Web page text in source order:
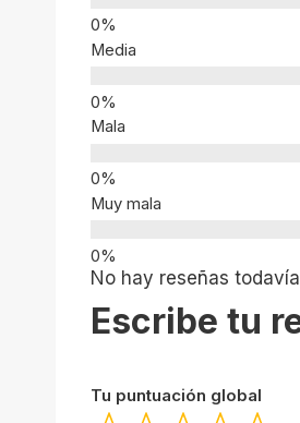
Media
Mala
Muy mala
No hay reseñas
Escribe tu
Tu puntuación global